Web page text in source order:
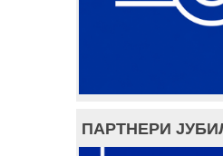
ПАРТНЕРИ